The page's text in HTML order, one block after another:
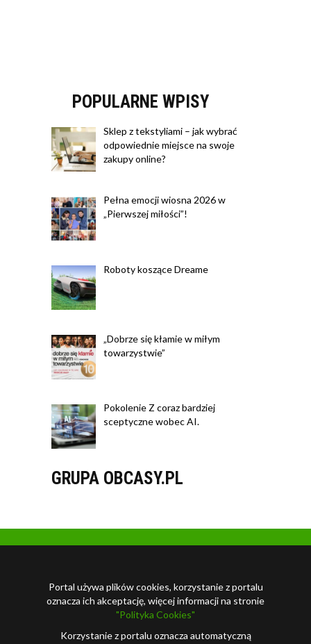
POPULARNE WPISY
Sklep z tekstyliami – jak wybrać
odpowiednie miejsce na swoje
zakupy online?
Pełna emocji wiosna 2026 w
„Pierwszej miłości”!
Roboty koszące Dreame
„Dobrze się kłamie w miłym
towarzystwie”
Pokolenie Z coraz bardziej
sceptyczne wobec AI.
GRUPA OBCASY.PL
Portal używa plików cookies, korzystanie z portalu
oznacza ich akceptację, więcej informacji na stronie
"Polityka Cookies"
Korzystanie z portalu oznacza automatyczną